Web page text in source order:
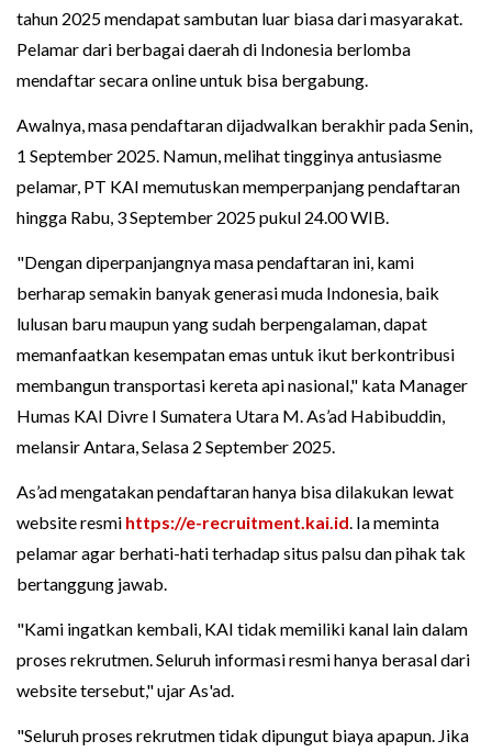
tahun 2025 mendapat sambutan luar biasa dari masyarakat.
Pelamar dari berbagai daerah di Indonesia berlomba
mendaftar secara online untuk bisa bergabung.
Awalnya, masa pendaftaran dijadwalkan berakhir pada Senin,
1 September 2025. Namun, melihat tingginya antusiasme
pelamar, PT KAI memutuskan memperpanjang pendaftaran
hingga Rabu, 3 September 2025 pukul 24.00 WIB.
"Dengan diperpanjangnya masa pendaftaran ini, kami
berharap semakin banyak generasi muda Indonesia, baik
lulusan baru maupun yang sudah berpengalaman, dapat
memanfaatkan kesempatan emas untuk ikut berkontribusi
membangun transportasi kereta api nasional," kata Manager
Humas KAI Divre I Sumatera Utara M. As’ad Habibuddin,
melansir Antara, Selasa 2 September 2025.
As’ad mengatakan pendaftaran hanya bisa dilakukan lewat
website resmi https://e-recruitment.kai.id. Ia meminta
pelamar agar berhati-hati terhadap situs palsu dan pihak tak
bertanggung jawab.
"Kami ingatkan kembali, KAI tidak memiliki kanal lain dalam
proses rekrutmen. Seluruh informasi resmi hanya berasal dari
website tersebut," ujar As'ad.
"Seluruh proses rekrutmen tidak dipungut biaya apapun. Jika